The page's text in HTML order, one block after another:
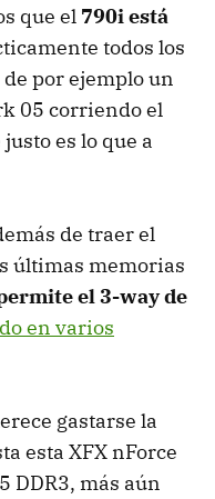
que el 790i está
todos los
por ejemplo un
05 corriendo el
es lo que a
de traer el
últimas memorias
el 3-way de
en varios
gastarse la
esta XFX nForce
DDR3, más aún